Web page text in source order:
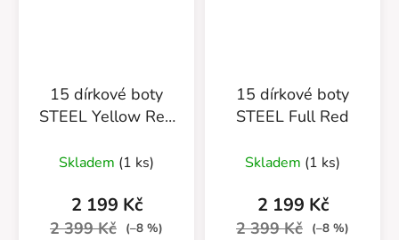
15 dírkové boty
STEEL Yellow Red
Skladem (1 ks)
2 199 Kč
2 399 Kč (–8 %)
15 dírkové boty
STEEL Full Red
Skladem (1 ks)
2 199 Kč
2 399 Kč (–8 %)